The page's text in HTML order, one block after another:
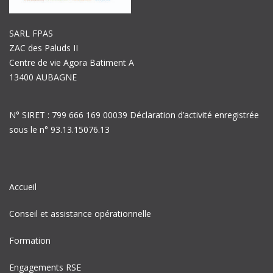
SARL FPAS
ZAC des Paluds II
Centre de vie Agora Batiment A
13400 AUBAGNE
N° SIRET : 799 666 169 00039 Déclaration d’activité enregistrée
sous le n° 93.13.15076.13
Accueil
Conseil et assistance opérationnelle
Formation
Engagements RSE